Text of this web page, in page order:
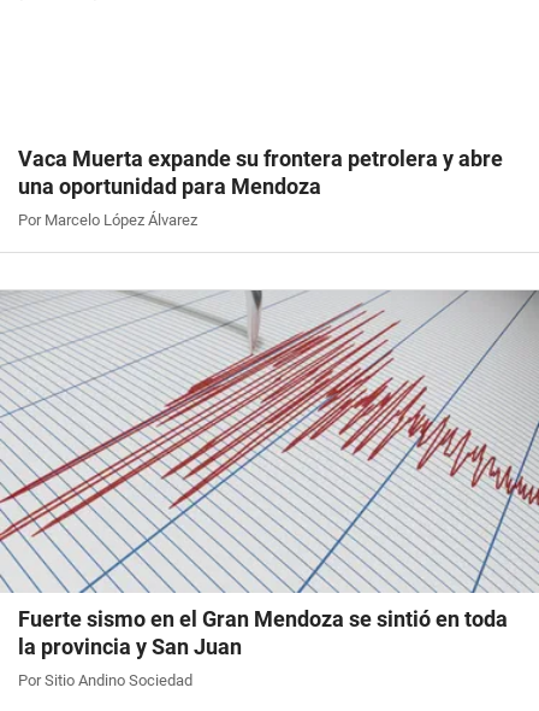
Vaca Muerta expande su frontera petrolera y abre
una oportunidad para Mendoza
Por Marcelo López Álvarez
Fuerte sismo en el Gran Mendoza se sintió en toda
la provincia y San Juan
Por Sitio Andino Sociedad